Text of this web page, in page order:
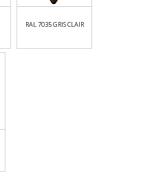
RAL 7035 GRIS CLAIR